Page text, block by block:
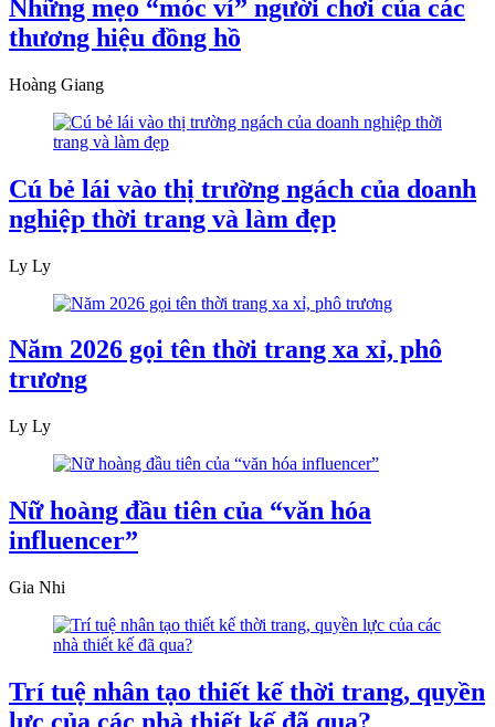
Những mẹo “móc ví” người chơi của các
thương hiệu đồng hồ
Hoàng Giang
Cú bẻ lái vào thị trường ngách của doanh
nghiệp thời trang và làm đẹp
Ly Ly
Năm 2026 gọi tên thời trang xa xỉ, phô
trương
Ly Ly
Nữ hoàng đầu tiên của “văn hóa
influencer”
Gia Nhi
Trí tuệ nhân tạo thiết kế thời trang, quyền